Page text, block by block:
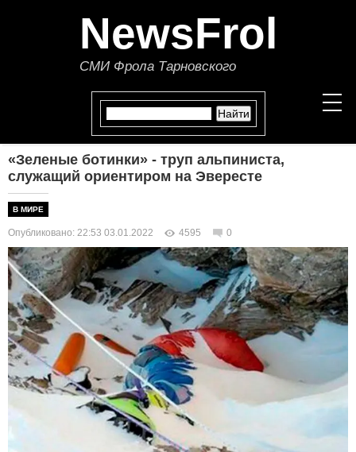
NewsFrol
СМИ Фрола Тарновского
НОВОСТИ
ПОЛИТИКА
ЭКОНОМИКА
В МИРЕ
ОБЩЕСТВО
КУЛЬТУРА
НАУКА
«Зеленые ботинки» - труп альпиниста,
служащий ориентиром на Эвересте
В МИРЕ
Опубликовано: 22:53 03.01.2022 4595 0